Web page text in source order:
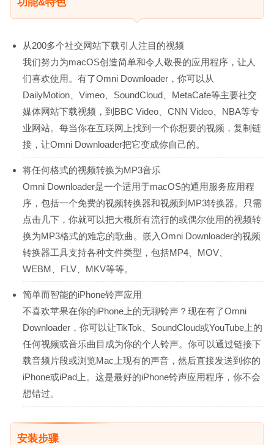
从200多个社交网站下载引人注目的视频
我们努力为macOS创造简单和令人敬畏的应用程序，让人
们喜欢使用。有了Omni Downloader，你可以从
DailyMotion、Vimeo、SoundCloud、MetaCafe等主要社交
媒体网站下载视频，到BBC Video、CNN Video、NBA等专
业网站。每当你在互联网上找到一个你想要的视频，复制链
接，让Omni Downloader把它变成你自己的。
将任何格式的视频转换为MP3音乐
Omni Downloader是一个适用于macOS的通用服务应用程
序，包括一个免费的视频转换器和视频到MP3转换器。只需
点击几下，你就可以把大概所有流行的或偶尔使用的视频转
换为MP3格式的难忘的歌曲。嵌入Omni Downloader的视频
转换器工具支持各种文件类型，包括MP4、MOV、
WEBM、FLV、MKV等等。
简单而智能的iPhone铃声应用
不喜欢苹果在你的iPhone上的无聊铃声？现在有了Omni
Downloader，你可以让TikTok、SoundCloud或YouTube上的
任何视频或音乐曲目成为你的个人铃声。你可以通过链接下
载音频片段或浏览Mac上现有的声音，然后直接发送到你的
iPhone或iPad上。这是最好的iPhone铃声应用程序，你不会
想错过。
安装步骤